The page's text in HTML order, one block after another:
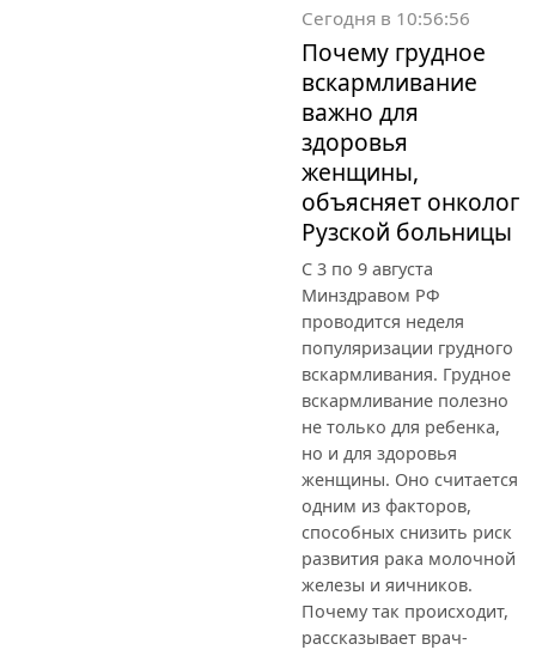
Сегодня в 10:56:56
Почему грудное
вскармливание
важно для
здоровья
женщины,
объясняет онколог
Рузской больницы
С 3 по 9 августа
Минздравом РФ
проводится неделя
популяризации грудного
вскармливания. Грудное
вскармливание полезно
не только для ребенка,
но и для здоровья
женщины. Оно считается
одним из факторов,
способных снизить риск
развития рака молочной
железы и яичников.
Почему так происходит,
рассказывает врач-